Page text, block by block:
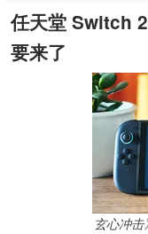
任天堂 Switch
要来了
玄心冲